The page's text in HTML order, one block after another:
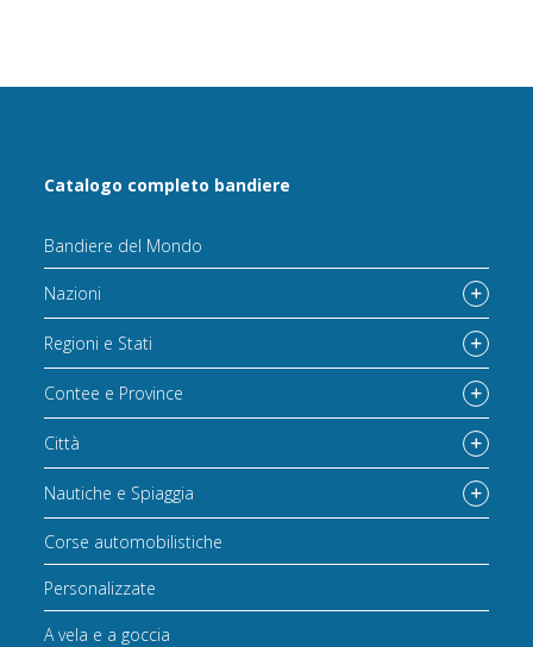
Catalogo completo bandiere
Bandiere del Mondo
Nazioni
Regioni e Stati
Contee e Province
Città
Nautiche e Spiaggia
Corse automobilistiche
Personalizzate
A vela e a goccia